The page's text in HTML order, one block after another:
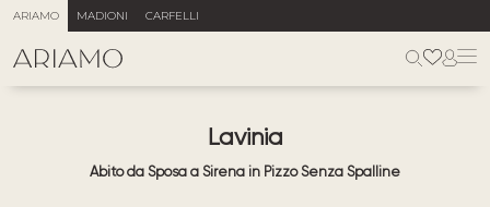
ARIAMO MADIONI CARFELLI
Lavinia
Abito da Sposa a Sirena in Pizzo Senza Spalline